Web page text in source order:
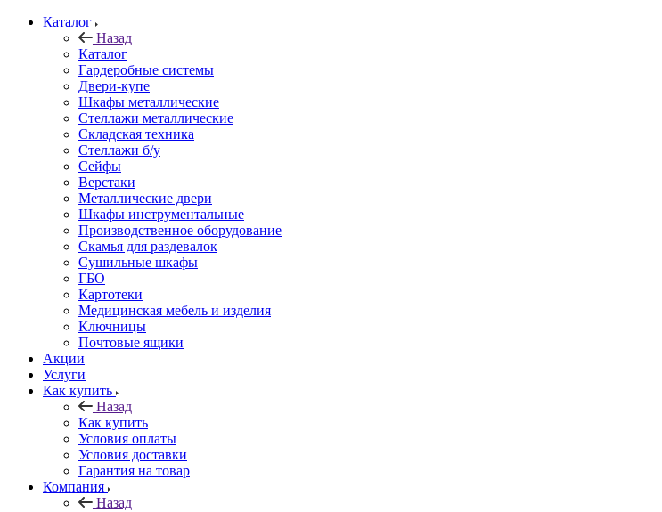
Каталог
Назад
Каталог
Гардеробные системы
Двери-купе
Шкафы металлические
Стеллажи металлические
Складская техника
Стеллажи б/у
Сейфы
Верстаки
Металлические двери
Шкафы инструментальные
Производственное оборудование
Скамья для раздевалок
Сушильные шкафы
ГБО
Картотеки
Медицинская мебель и изделия
Ключницы
Почтовые ящики
Акции
Услуги
Как купить
Назад
Как купить
Условия оплаты
Условия доставки
Гарантия на товар
Компания
Назад